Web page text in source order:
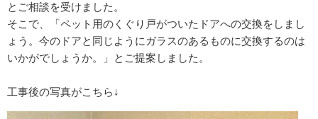
とご相談を受けました。
そこで、「ペット用のくぐり戸がついたドアへの交換をしまし
ょう。今のドアと同じようにガラスのあるものに交換するのは
いかがでしょうか。」とご提案しました。
工事後の写真がこちら↓